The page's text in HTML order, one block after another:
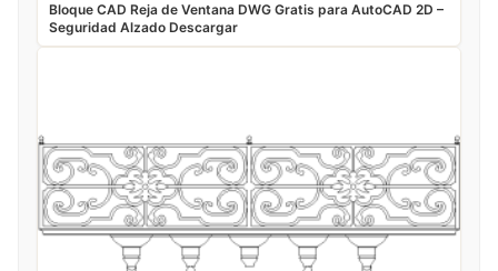
Bloque CAD Reja de Ventana DWG Gratis para AutoCAD 2D –
Seguridad Alzado Descargar